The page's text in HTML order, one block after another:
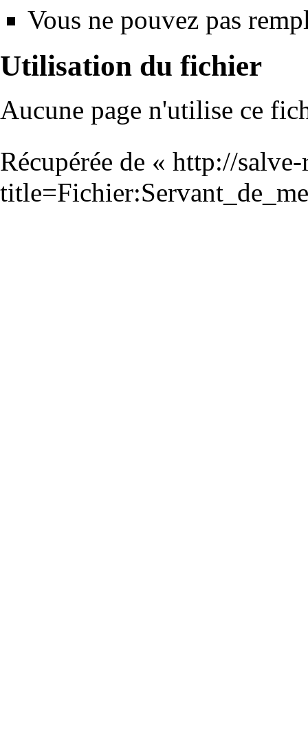
Vous ne pouvez pas
Utilisation du fichier
Aucune page n'utilise ce
Récupérée de « http://